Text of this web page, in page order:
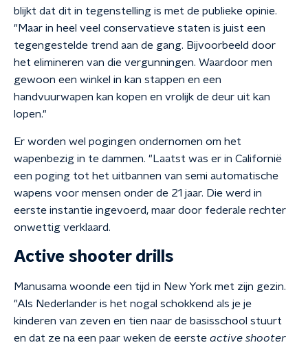
blijkt dat dit in tegenstelling is met de publieke opinie.
"Maar in heel veel conservatieve staten is juist een
tegengestelde trend aan de gang. Bijvoorbeeld door
het elimineren van die vergunningen. Waardoor men
gewoon een winkel in kan stappen en een
handvuurwapen kan kopen en vrolijk de deur uit kan
lopen."
Er worden wel pogingen ondernomen om het
wapenbezig in te dammen. "Laatst was er in Californië
een poging tot het uitbannen van semi automatische
wapens voor mensen onder de 21 jaar. Die werd in
eerste instantie ingevoerd, maar door federale rechter
onwettig verklaard.
Active shooter drills
Manusama woonde een tijd in New York met zijn gezin.
"Als Nederlander is het nogal schokkend als je je
kinderen van zeven en tien naar de basisschool stuurt
en dat ze na een paar weken de eerste active shooter